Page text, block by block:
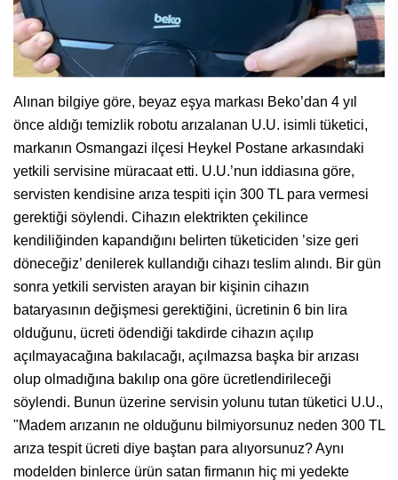
Alınan bilgiye göre, beyaz eşya markası Beko’dan 4 yıl
önce aldığı temizlik robotu arızalanan U.U. isimli tüketici,
markanın Osmangazi ilçesi Heykel Postane arkasındaki
yetkili servisine müracaat etti. U.U.’nun iddiasına göre,
servisten kendisine arıza tespiti için 300 TL para vermesi
gerektiği söylendi. Cihazın elektrikten çekilince
kendiliğinden kapandığını belirten tüketiciden ’size geri
döneceğiz’ denilerek kullandığı cihazı teslim alındı. Bir gün
sonra yetkili servisten arayan bir kişinin cihazın
bataryasının değişmesi gerektiğini, ücretinin 6 bin lira
olduğunu, ücreti ödendiği takdirde cihazın açılıp
açılmayacağına bakılacağı, açılmazsa başka bir arızası
olup olmadığına bakılıp ona göre ücretlendirileceği
söylendi. Bunun üzerine servisin yolunu tutan tüketici U.U.,
"Madem arızanın ne olduğunu bilmiyorsunuz neden 300 TL
arıza tespit ücreti diye baştan para alıyorsunuz? Aynı
modelden binlerce ürün satan firmanın hiç mi yedekte